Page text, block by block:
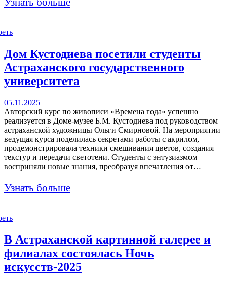
Дом Кустодиева посетили студенты
Астраханского государственного
университета
05.11.2025
Авторский курс по живописи «Времена года» успешно
реализуется в Доме-музее Б.М. Кустодиева под руководством
астраханской художницы Ольги Смирновой. На мероприятии
ведущая курса поделилась секретами работы с акрилом,
продемонстрировала техники смешивания цветов, создания
текстур и передачи светотени. Студенты с энтузиазмом
восприняли новые знания, преобразуя впечатления от…
Узнать больше
В Астраханской картинной галерее и
филиалах состоялась Ночь
искусств-2025